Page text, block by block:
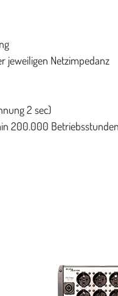
jeweiligen Netzimpedanz
2 sec)
200.000 Betriebsstunden